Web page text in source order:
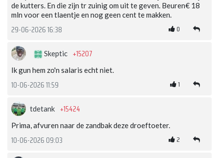
de kutters. En die zijn tr zuinig om uit te geven. Beuren€ 18
mln voor een tlaentje en nog geen cent te makken.
29-06-2026 16:38 0
Skeptic +15207
Ik gun hem zo'n salaris echt niet.
10-06-2026 11:59 1
tdetank +15424
Prima, afvuren naar de zandbak deze droeftoeter.
10-06-2026 09:03 2